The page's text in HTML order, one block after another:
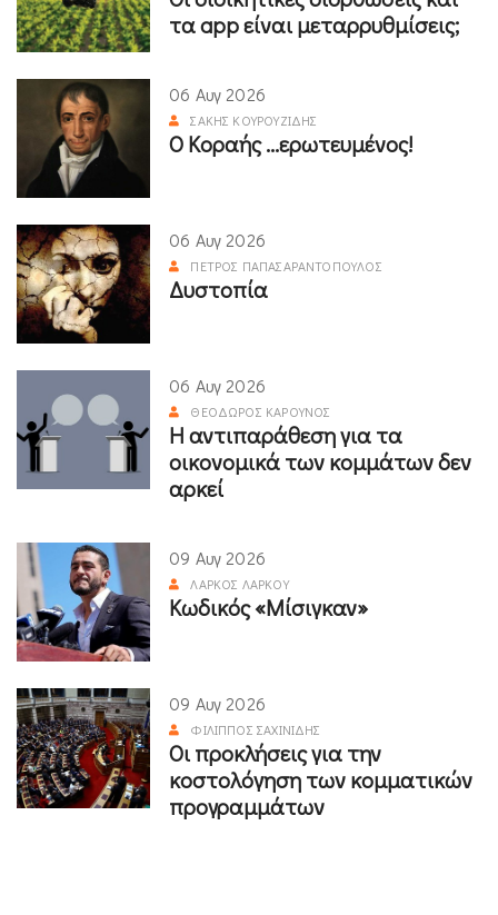
τα app είναι μεταρρυθμίσεις;
06 Αυγ 2026
ΣΆΚΗΣ ΚΟΥΡΟΥΖΊΔΗΣ
Ο Κοραής ...ερωτευμένος!
06 Αυγ 2026
ΠΈΤΡΟΣ ΠΑΠΑΣΑΡΑΝΤΌΠΟΥΛΟΣ
Δυστοπία
06 Αυγ 2026
ΘΕΌΔΩΡΟΣ ΚΑΡΟΎΝΟΣ
Η αντιπαράθεση για τα
οικονομικά των κομμάτων δεν
αρκεί
09 Αυγ 2026
ΛΆΡΚΟΣ ΛΆΡΚΟΥ
Κωδικός «Μίσιγκαν»
09 Αυγ 2026
ΦΊΛΙΠΠΟΣ ΣΑΧΙΝΊΔΗΣ
Οι προκλήσεις για την
κοστολόγηση των κομματικών
προγραμμάτων